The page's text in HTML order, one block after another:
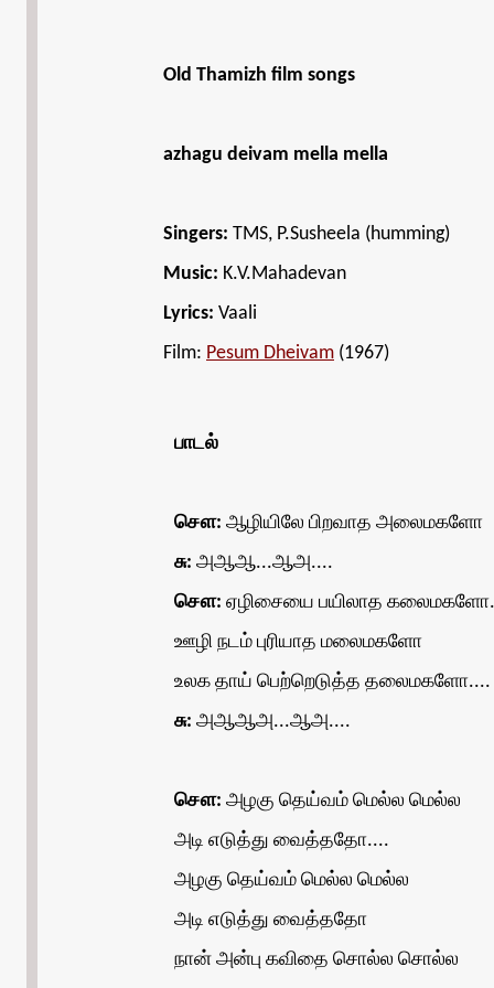
Old Thamizh film songs
azhagu deivam mella mella
Singers: TMS, P.Susheela (humming)
Music: K.V.Mahadevan
Lyrics: Vaali
Film: Pesum Dheivam (1967)
பாடல்
சௌ: ஆழியிலே பிறவாத அலைமகளோ
சு: அஆஆ...ஆஅ....
சௌ: ஏழிசையை பயிலாத
ஊழி நடம் புரியாத மலைமகளோ
உலக தாய் பெற்றெடுத்த தலைமகளோ....
சு: அஆஆஅ...ஆஅ....
சௌ: அழகு தெய்வம் மெல்ல மெல்ல
அடி எடுத்து வைத்ததோ....
அழகு தெய்வம் மெல்ல மெல்ல
அடி எடுத்து வைத்ததோ
நான் அன்பு கவிதை சொல்ல சொல்ல